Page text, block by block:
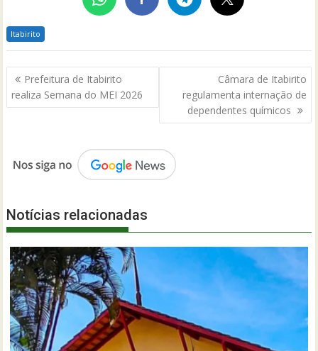
Itabirito
Navegação
de
Post
Prefeitura de Itabirito
realiza Semana do MEI 2026
Câmara de Itabirito
regulamenta internação de
dependentes químicos
Notícias relacionadas